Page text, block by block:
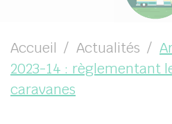
( VIE PRATIQUE )
( VIE LOCALE )
Accueil Actualités
2023-14 : règlementant
caravanes